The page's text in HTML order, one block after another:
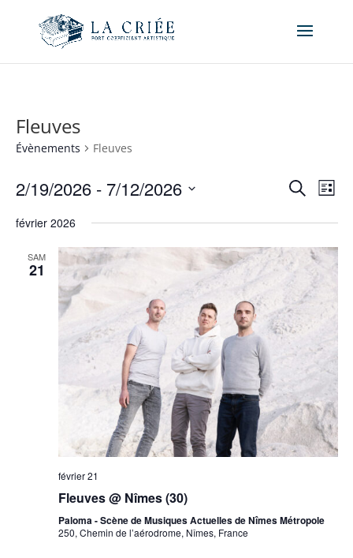
Fleuves
Évènements Fleuves
de
vues
Recherche
de
Liste
2/19/2026 - 7/12/2026
une
février 2026
SAM
21
février 21
Fleuves @ Nîmes (30)
Paloma - Scène de Musiques Actuelles de Nîmes Métropole
250, Chemin de l’aérodrome, Nîmes, France